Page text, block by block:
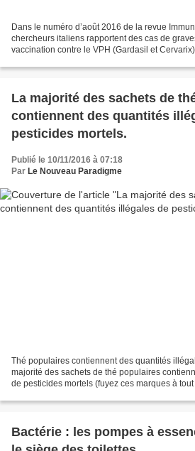
Dans le numéro d’août 2016 de la revue
chercheurs italiens rapportent des cas de
vaccination contre le VPH (Gardasil et
La majorité des sachets de
contiennent des quantités
pesticides mortels.
Publié le 10/11/2016 à 07:18
Par Le Nouveau Paradigme
Thé populaires contiennent des quantités
majorité des sachets de thé populaires
de pesticides mortels (fuyez ces marques à
Bactérie : les pompes à